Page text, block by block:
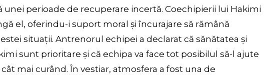
unei perioade de recuperare incertă. Coechipierii lui Hakimi
el, oferindu-i suport moral și încurajare să rămână
situații. Antrenorul echipei a declarat că sănătatea și
sunt prioritare și că echipa va face tot posibilul să-l ajute
mai curând. În vestiar, atmosfera a fost una de